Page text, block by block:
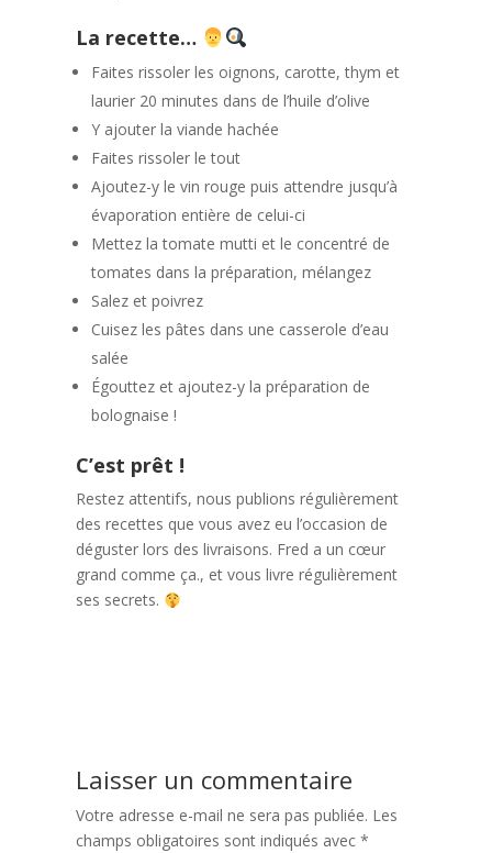
La recette…
Faites rissoler les oignons, carotte, thym et
laurier 20 minutes dans de l’huile d’olive
Y ajouter la viande hachée
Faites rissoler le tout
Ajoutez-y le vin rouge puis attendre jusqu’à
évaporation entière de celui-ci
Mettez la tomate mutti et le concentré de
tomates dans la préparation, mélangez
Salez et poivrez
Cuisez les pâtes dans une casserole d’eau
salée
Égouttez et ajoutez-y la préparation de
bolognaise !
C’est prêt !
Restez attentifs, nous publions régulièrement
des recettes que vous avez eu l’occasion de
déguster lors des livraisons. Fred a un cœur
grand comme ça., et vous livre régulièrement
ses secrets.
Laisser un commentaire
Votre adresse e-mail ne sera pas publiée. Les
champs obligatoires sont indiqués avec *